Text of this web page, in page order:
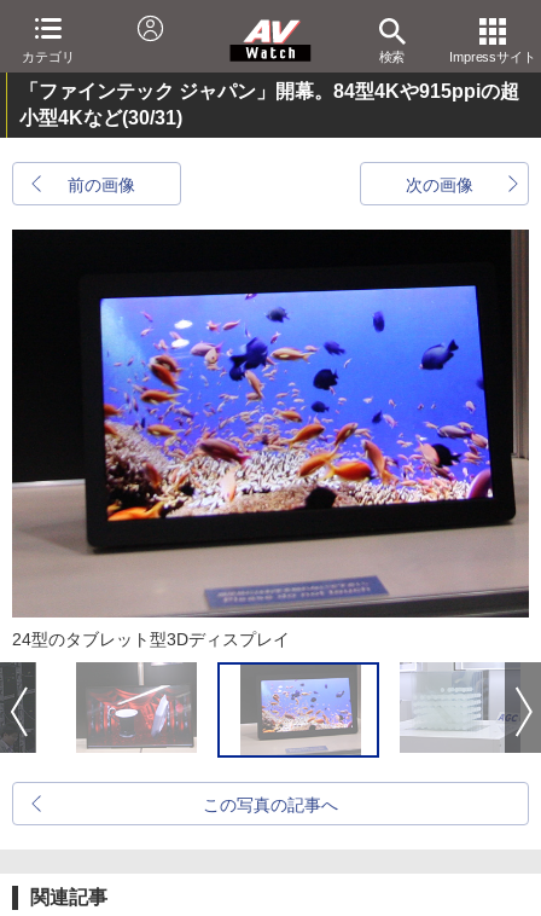
カテゴリ 検索 Impressサイト
「ファインテック ジャパン」開幕。84型4Kや915ppiの超
小型4Kなど(30/31)
前の画像 次の画像
24型のタブレット型3Dディスプレイ
この写真の記事へ
関連記事